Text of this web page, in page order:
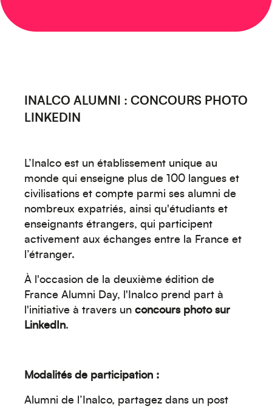
INALCO ALUMNI : CONCOURS PHOTO
LINKEDIN
L’Inalco est un établissement unique au
monde qui enseigne plus de 100 langues et
civilisations et compte parmi ses alumni de
nombreux expatriés, ainsi qu'étudiants et
enseignants étrangers, qui participent
activement aux échanges entre la France et
l’étranger.
À l'occasion de la deuxième édition de
France Alumni Day, l'Inalco prend part à
l'initiative à travers un concours photo sur
LinkedIn.
Modalités de participation :
Alumni de l’Inalco, partagez dans un post